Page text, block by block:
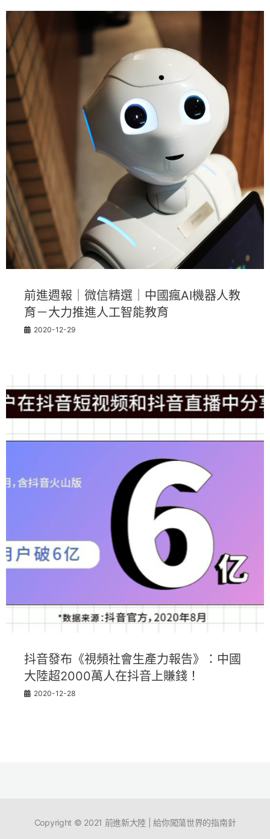
前進週報｜微信精選｜中國瘋AI機器人教
育－大力推進人工智能教育
2020-12-29
抖音發布《視頻社會生產力報告》：中國
大陸超2000萬人在抖音上賺錢！
2020-12-28
Copyright © 2021 前進新大陸 | 給你闖蕩世界的指南針